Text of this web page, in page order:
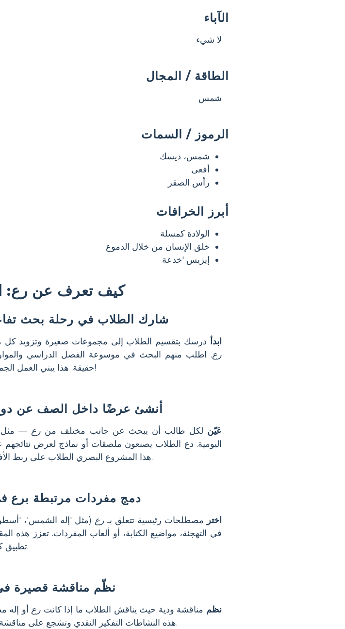
الآباء
لا شيء
الطاقة / المجال
شمس
الرموز / السمات
شمس، ديسك
أفعى
رأس الصقر
أبرز الخرافات
الولادة كمسلة
خلق الإنسان من خلال الدموع
إيزيس 'خدعة
كيف تعرف عن رع:
شارك الطلاب في رحلة بحث
ابدأ درسك بتقسيم الطلاب إلى مجموعات صغيرة وتزويد كل
رع. اطلب منهم البحث في موسوعة الفصل الدراسي
حقيقة. هذا يبني العمل الجماعي ويعزز التعلم بطريقة ممتعة!
أنشئ عرضًا داخل الصف عن
عَيّن لكل طالب أن يبحث عن جانب مختلف من رع — مثل
اليومية. دع الطلاب يصنعون ملصقات أو نماذج لعرض
هذا المشروع البصري الطلاب على ربط الأفكار ويشجع على التعبير الإبداعي.
دمج مفردات مرتبطة برع
اختر مصطلحات رئيسية تتعلق بـرع (مثل 'إله الشمس'،
في التهجئة، مواضيع الكتابة، أو ألعاب المفردات. تعزز هذه
تطبيق كلمات جديدة عبر المواد الدراسية.
نظّم مناقشة قصيرة
نظم مناقشة ودية حيث يناقش الطلاب ما إذا كانت رع أو إله
هذه النشاطات التفكير النقدي وتشجع على مناقشة محترمة لوجهات النظر التاريخية.